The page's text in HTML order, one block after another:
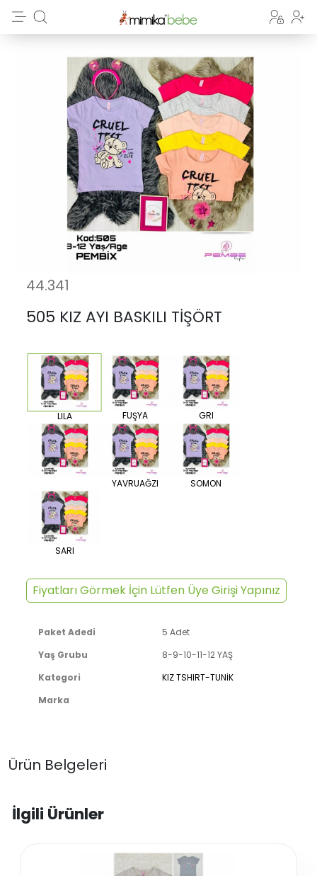
44.341
505 KIZ AYI BASKILI TİŞÖRT
LILA FUŞYA GRI
YAVRUAĞZI SOMON
SARI
Fiyatları Görmek İçin Lütfen Üye Girişi Yapınız
Paket Adedi
5 Adet
Yaş Grubu
8-9-10-11-12 YAŞ
Kategori
KIZ TSHIRT-TUNİK
Marka
Ürün Belgeleri
İlgili Ürünler